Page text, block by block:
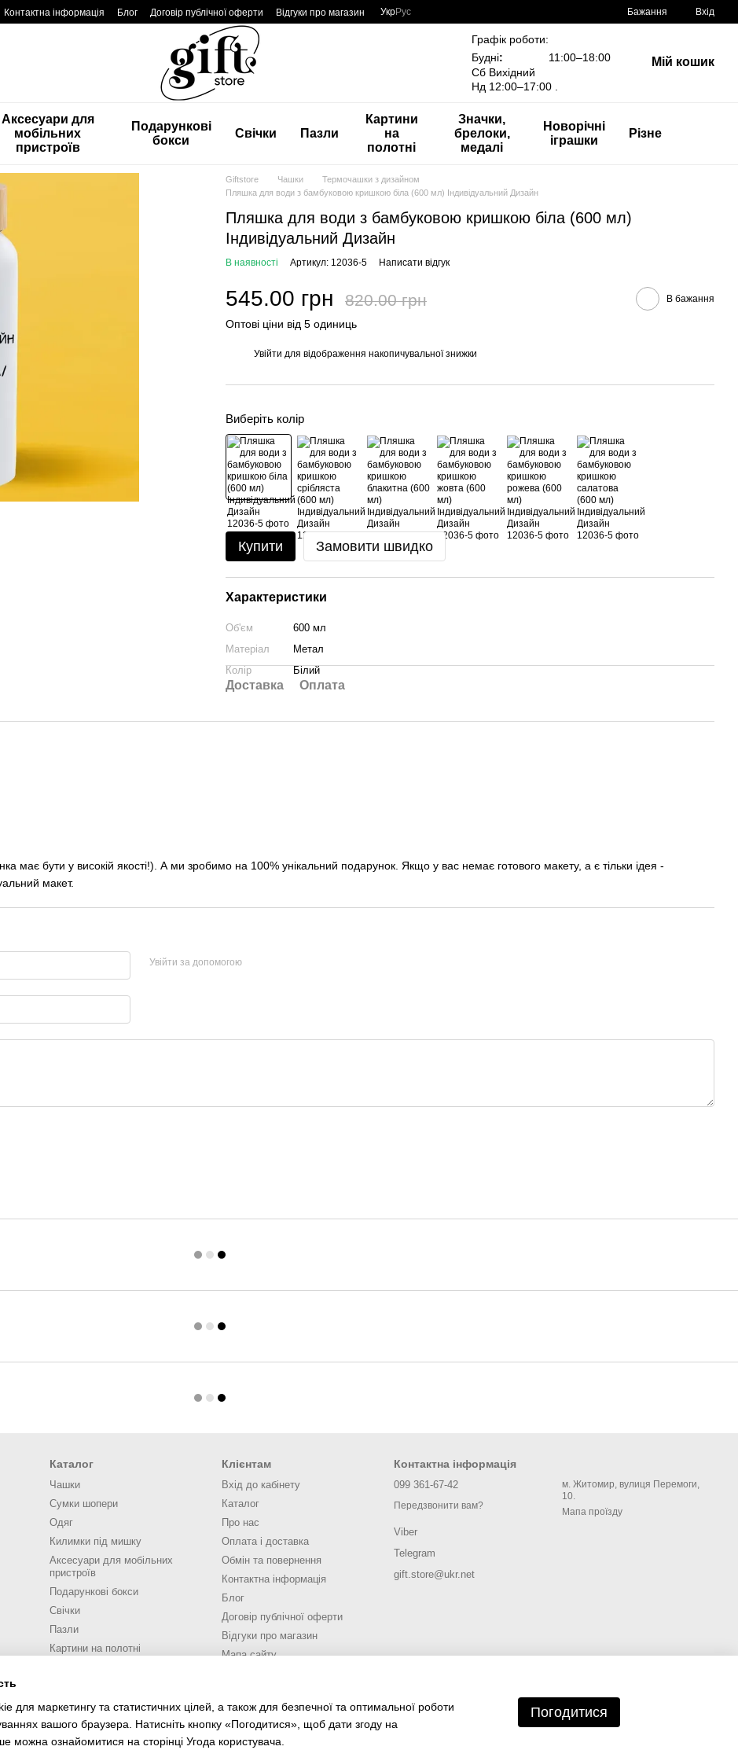
Контактна інформація Блог Договір публічної оферти Відгуки про магазин УкрРус Бажання Вхід
Графік роботи:
Будні:
11:00–18:00
Сб Вихідний
Нд 12:00–17:00 .
Мій кошик
Аксесуари для
мобільних
пристроїв
Подарункові
бокси
Свічки Пазли
Картини
на
полотні
Значки,
брелоки,
медалі
Новорічні
іграшки
Різне
Giftstore Чашки
Термочашки з дизайном
Пляшка для води з бамбуковою кришкою біла (600 мл) Індивідуальний Дизайн
Пляшка для води з бамбуковою кришкою біла (600 мл)
Індивідуальний Дизайн
В наявності Артикул: 12036-5 Написати відгук
545.00 грн 820.00 грн В бажання
Оптові ціни від 5 одиниць
Увійти для відображення накопичувальної знижки
Виберіть колір
Купити Замовити швидко
Характеристики
Об'єм
600 мл
Матеріал
Метал
Колір
Білий
Доставка Оплата
має бути у високій якості!). А ми зробимо на 100% унікальний подарунок. Якщо у вас немає готового макету, а є тільки ідея -
макет.
Увійти за допомогою
Каталог
Чашки
Сумки шопери
Одяг
Килимки під мишку
Аксесуари для мобільних
пристроїв
Подарункові бокси
Свічки
Пазли
Картини на полотні
Різне
Клієнтам
Вхід до кабінету
Каталог
Про нас
Оплата і доставка
Обмін та повернення
Контактна інформація
Блог
Договір публічної оферти
Відгуки про магазин
Мапа сайту
Контактна інформація
099 361-67-42
Передзвонити вам?
Viber
Telegram
gift.store@ukr.net
м. Житомир, вулиця Перемоги,
10.
Мапа проїзду
для маркетингу та статистичних цілей, а також для безпечної та оптимальної роботи
вашого браузера. Натисніть кнопку «Погодитися», щоб дати згоду на
можна ознайомитися на сторінці Угода користувача
Погодитися